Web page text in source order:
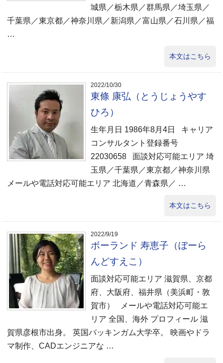
城県／栃木県／群馬県／埼玉県／
千葉県／東京都／神奈川県／新潟県／富山県／石川県／福
…
本文はこちら
2022/10/30
東條 康弘（とうじょうやす
ひろ）
生年月日 1986年8月4日 キャリア
コンサルタント登録番号
22030658 面談対応可能エリア 埼
玉県／千葉県／東京都／神奈川県
メールや電話対応可能エリア 北海道／青森県／ …
本文はこちら
2022/9/19
ボーランド 寿恵子（ぼーら
んどすえこ）
面談対応可能エリア 滋賀県、京都
府、大阪府、福井県（美浜町・敦
賀市） メールや電話対応可能エ
リア 全国、海外 プロフィール 滋
賀県彦根市出身。 英国バッキンガム大学卒。 映画やドラ
マ制作、CADエンジニアな …